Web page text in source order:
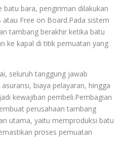
bara, pengiriman dilakukan
Free on Board.Pada sistem
tambang berakhir ketika batu
ke kapal di titik pemuatan yang
seluruh tanggung jawab
biaya pelayaran, hingga
kewajiban pembeli.Pembagian
perusahaan tambang
utama, yaitu memproduksi batu
proses pemuatan